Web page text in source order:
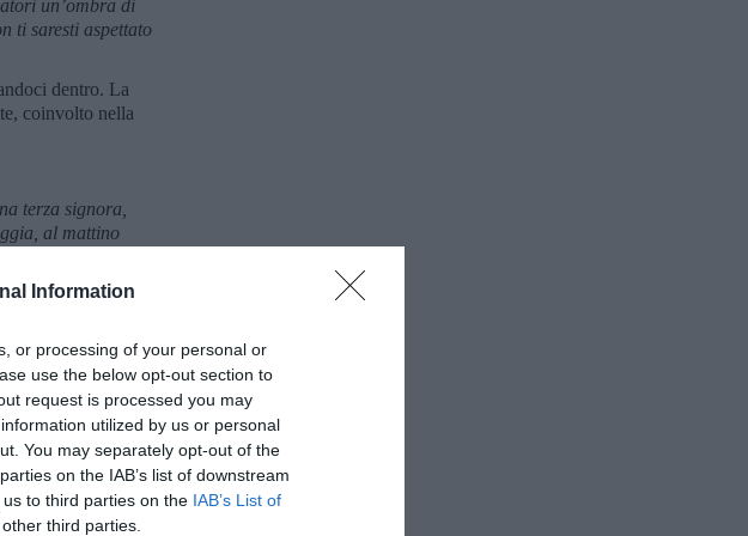
Information
or processing of your personal or
use the below opt-out section to
request is processed you may
utilized by us or personal
You may separately opt-out of the
on the IAB’s list of downstream
to third parties on the IAB’s List of
third parties.
un’ombra di
ti saresti aspettato
dentro. La
coinvolto nella
terza signora,
al mattino
oculato
loro
alla digitazione
È stata la signora
ed a metterle
che da brava